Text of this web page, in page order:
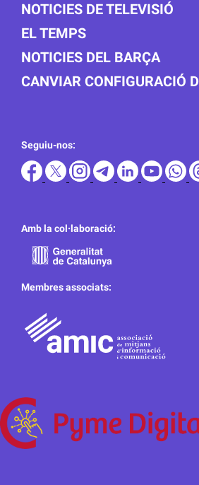
NOTICIES DE TELEVISIÓ
EL TEMPS
NOTICIES DEL BARÇA
CANVIAR CONFIGURACIÓ
Seguiu-nos:
Amb la col·laboració:
Membres associats: